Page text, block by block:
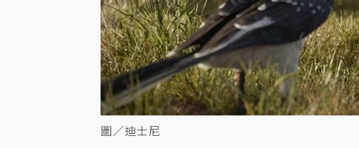
圖／迪士尼